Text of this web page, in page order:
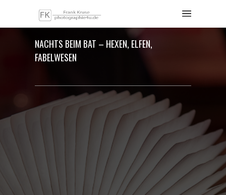
NACHTS BEIM BAT – HEXEN, ELFEN,
FABELWESEN